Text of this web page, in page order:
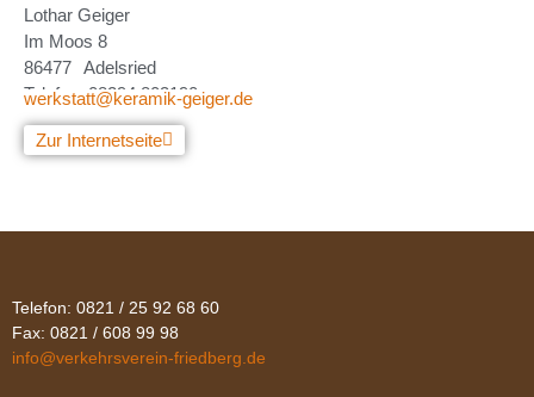
Lothar Geiger
Im Moos 8
86477 Adelsried
Telefon: 08294 803190
werkstatt@keramik-geiger.de
Zur Internetseite
Telefon: 0821 / 25 92 68 60
Fax: 0821 / 608 99 98
info@verkehrsverein-friedberg.de